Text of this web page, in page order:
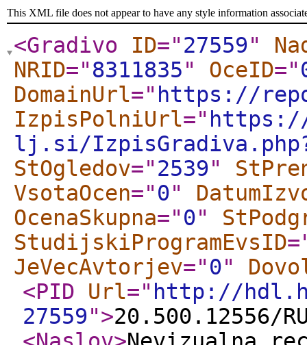
This XML file does not appear to have any style information
<Gradivo ID="27559"
NRID="8311835" OceID="
DomainUrl=" https://
IzpisPolniUrl="
lj.si/
StOgledov="2539"
VsotaOcen="0"
OcenaSkupna="0"
StudijskiProgramEvsID
JeVecAvtorjev="0"
<PID
Url=" http://
27559">20.500.12556/